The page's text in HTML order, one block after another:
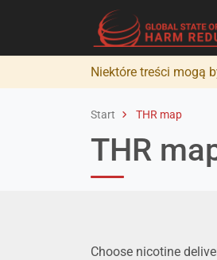
Niektóre treści mogą
Start THR map
THR
Choose nicotine